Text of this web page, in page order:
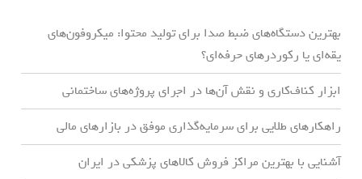
بهترین دستگاه‌های ضبط صدا برای تولید محتوا: میکروفون‌های
یقه‌ای یا رکوردرهای حرفه‌ای؟
ابزار کناف‌کاری و نقش آن‌ها در اجرای پروژه‌های ساختمانی
راهکارهای طلایی برای سرمایه‌گذاری موفق در بازارهای مالی
آشنایی با بهترین مراکز فروش کالاهای پزشکی در ایران